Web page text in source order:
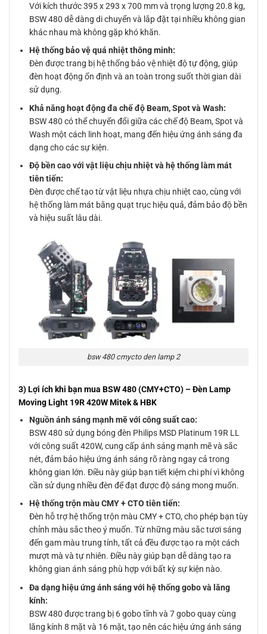
Với kích thước 395 x 293 x 700 mm và trọng lượng 20.8 kg,
BSW 480 dễ dàng di chuyển và lắp đặt tại nhiều không gian
khác nhau mà không gặp khó khăn.
Hệ thống bảo vệ quá nhiệt thông minh:
Đèn được trang bị hệ thống bảo vệ nhiệt độ tự động, giúp
đèn hoạt động ổn định và an toàn trong suốt thời gian dài
sử dụng.
Khả năng hoạt động đa chế độ Beam, Spot và Wash:
BSW 480 có thể chuyển đổi giữa các chế độ Beam, Spot và
Wash một cách linh hoạt, mang đến hiệu ứng ánh sáng đa
dạng cho các sự kiện.
Độ bền cao với vật liệu chịu nhiệt và hệ thống làm mát
tiên tiến:
Đèn được chế tạo từ vật liệu nhựa chịu nhiệt cao, cùng với
hệ thống làm mát bằng quạt trục hiệu quả, đảm bảo độ bền
và hiệu suất lâu dài.
bsw 480 cmycto den lamp 2
3) Lợi ích khi bạn mua BSW 480 (CMY+CTO) – Đèn Lamp
Moving Light 19R 420W Mitek & HBK
Nguồn ánh sáng mạnh mẽ với công suất cao:
BSW 480 sử dụng bóng đèn Philips MSD Platinum 19R LL
với công suất 420W, cung cấp ánh sáng mạnh mẽ và sắc
nét, đảm bảo hiệu ứng ánh sáng rõ ràng ngay cả trong
không gian lớn. Điều này giúp bạn tiết kiệm chi phí vì không
cần sử dụng nhiều đèn để đạt được độ sáng mong muốn.
Hệ thống trộn màu CMY + CTO tiên tiến:
Đèn hỗ trợ hệ thống trộn màu CMY + CTO, cho phép bạn tùy
chỉnh màu sắc theo ý muốn. Từ những màu sắc tươi sáng
đến gam màu trung tính, tất cả đều được tạo ra một cách
mượt mà và tự nhiên. Điều này giúp bạn dễ dàng tạo ra
không gian ánh sáng phù hợp với bất kỳ sự kiện nào.
Đa dạng hiệu ứng ánh sáng với hệ thống gobo và lăng
kính:
BSW 480 được trang bị 6 gobo tĩnh và 7 gobo quay cùng
lăng kính 8 mặt và 16 mặt, tạo nên các hiệu ứng ánh sáng